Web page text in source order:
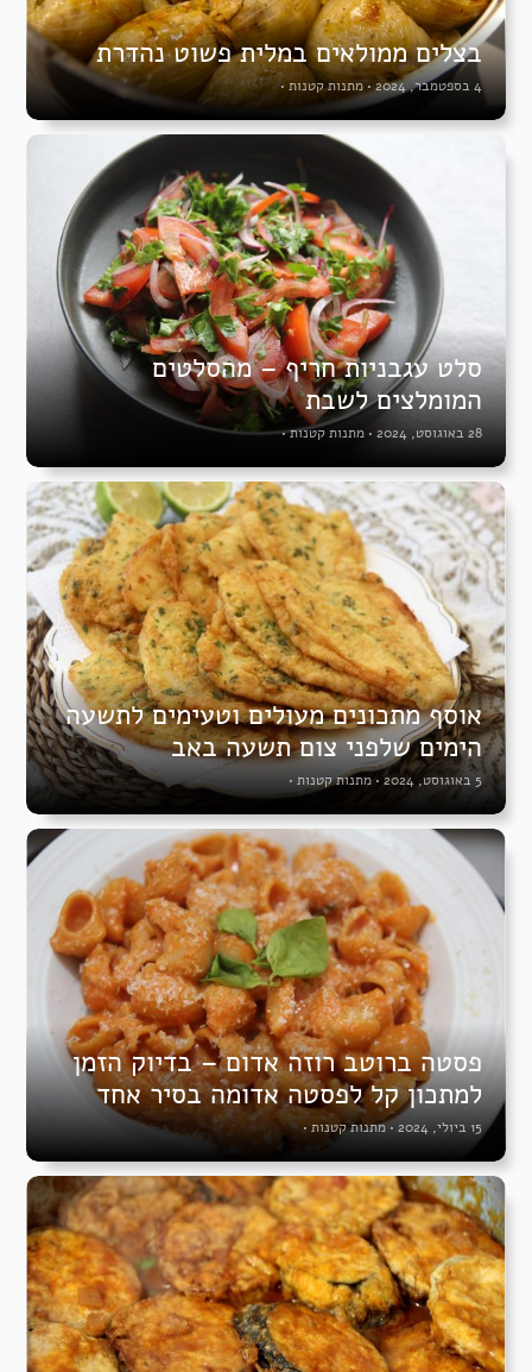
בצלים ממולאים במלית פשוט נהדרת
4 בספטמבר, 2024 •מתנות קטנות•
סלט עגבניות חריף – מהסלטים
המומלצים לשבת
28 באוגוסט, 2024 • מתנות קטנות•
אוסף מתכונים מעולים וטעימים לתשעה
הימים שלפני צום תשעה באב
5 באוגוסט, 2024 • מתנות קטנות •
פסטה ברוטב רוזה אדום – בדיוק הזמן
למתכון קל לפסטה אדומה בסיר אחד
15 ביולי, 2024 •מתנות קטנות •